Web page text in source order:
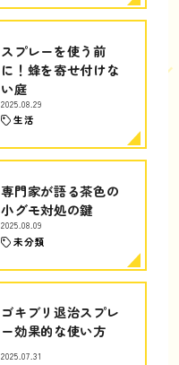
スプレーを使う前
に！蜂を寄せ付けな
い庭
2025.08.29
生活
専門家が語る茶色の
小グモ対処の鍵
2025.08.09
未分類
ゴキブリ退治スプレ
ー効果的な使い方
2025.07.31